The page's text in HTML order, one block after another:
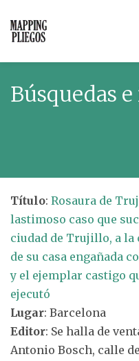
Búsquedas
Título: Rosaura de
lastimoso caso que
ciudad de Trujillo, a la
de su casa engañada
y el ejemplar castigo
ejecutó
Lugar: Barcelona
Editor: Se halla de
Antonio Bosch, calle